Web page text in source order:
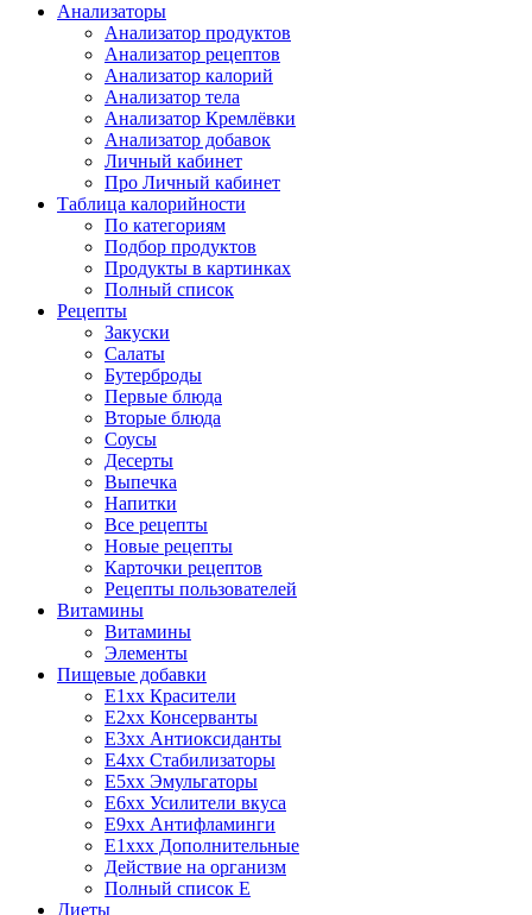
Анализаторы
Анализатор продуктов
Анализатор рецептов
Анализатор калорий
Анализатор тела
Анализатор Кремлёвки
Анализатор добавок
Личный кабинет
Про Личный кабинет
Таблица калорийности
По категориям
Подбор продуктов
Продукты в картинках
Полный список
Рецепты
Закуски
Салаты
Бутерброды
Первые блюда
Вторые блюда
Соусы
Десерты
Выпечка
Напитки
Все рецепты
Новые рецепты
Карточки рецептов
Рецепты пользователей
Витамины
Витамины
Элементы
Пищевые добавки
E1xx Красители
E2xx Консерванты
E3xx Антиоксиданты
E4xx Стабилизаторы
E5xx Эмульгаторы
E6xx Усилители вкуса
E9xx Антифламинги
E1xxx Дополнительные
Действие на организм
Полный список E
Диеты